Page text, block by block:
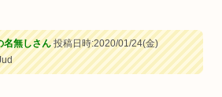
名無しさん投稿日時:2020/01/24(金)